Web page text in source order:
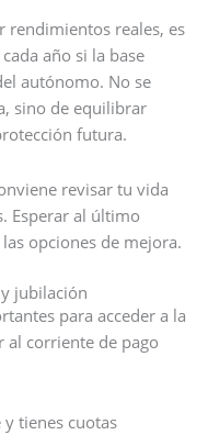
rendimientos reales, es
año si la base
autónomo. No se
sino de equilibrar
futura.
revisar tu vida
Esperar al último
opciones de mejora.
jubilación
para acceder a la
al corriente de pago
tienes cuotas